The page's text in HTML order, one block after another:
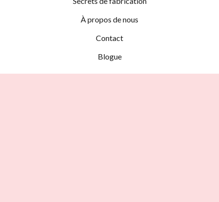
À propos de nous
Contact
Blogue